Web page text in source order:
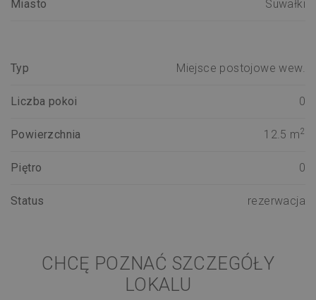
Miasto Suwałki
Typ Miejsce postojowe wew.
Liczba pokoi 0
Powierzchnia 12.5 m2
Piętro 0
Status rezerwacja
CHCĘ POZNAĆ SZCZEGÓŁY
LOKALU